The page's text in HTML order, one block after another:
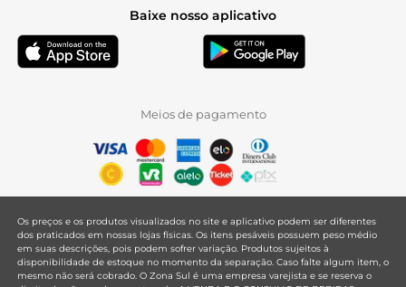
Baixe nosso aplicativo
Meios de pagamento
Os preços e os produtos visualizados no site e aplicativo podem ser diferentes
dos praticados em nossas lojas físicas. Os itens pesáveis possuem peso médio
em suas descrições, pois podem sofrer variação. Produtos sujeitos à
disponibilidade de estoque no momento da separação. Caso falte algum item, o
mesmo não será cobrado. O Zona Sul é uma empresa varejista e se reserva o